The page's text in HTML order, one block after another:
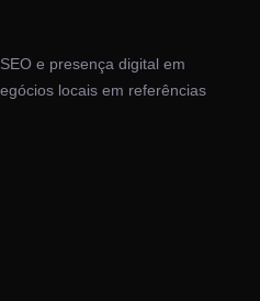
e presença digital em
locais em referências